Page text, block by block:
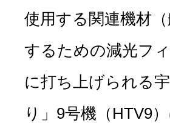
使用する関連機材
するための減光フ
に打ち上げられる
り」9号機（HTV9